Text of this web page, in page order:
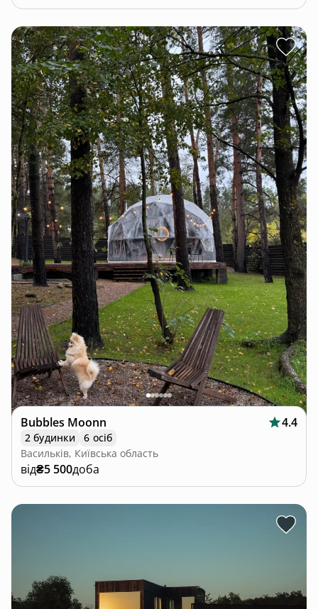
Bubbles Moonn 4.4
2 будинки
6 осіб
Васильків, Київська область
від₴5 500доба